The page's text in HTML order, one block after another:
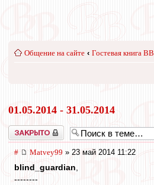
Общение на сайте ‹ Гостевая книга ВВ
01.05.2014 - 31.05.2014
Закрыто
# Matvey99 » 23 май 2014 11:22
blind_guardian,
--------